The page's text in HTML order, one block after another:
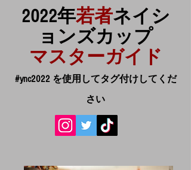
2022年若者ネイシ
ョンズカップ
マスターガイド
#ync2022 を使用してタグ付けしてくだ
さい